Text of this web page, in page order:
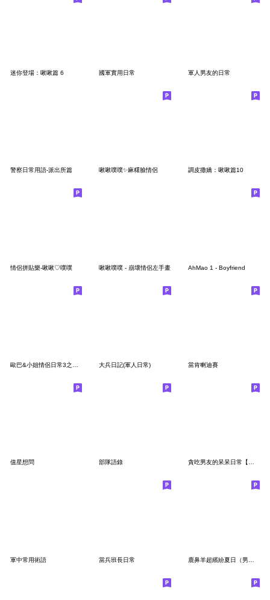
迷你登場：啾啾篇 6 國軍實用日常 軍人男友的日常
警察日常用語-派出所篇 啾啾噗噗✨麻糬臉情侶 調皮撒嬌：啾啾篇10
情侶拼貼樂-啾啾♡噗噗 啾啾噗噗 - 崩壞情侶左手畫 AhMao 1 - Boyfriend
大兵日記(軍人日常) 當肯喇迪賽
值星想問 部隊語錄 貪吃男友的呆呆日常【啾啾】
軍中常用術語 當兵班長日常